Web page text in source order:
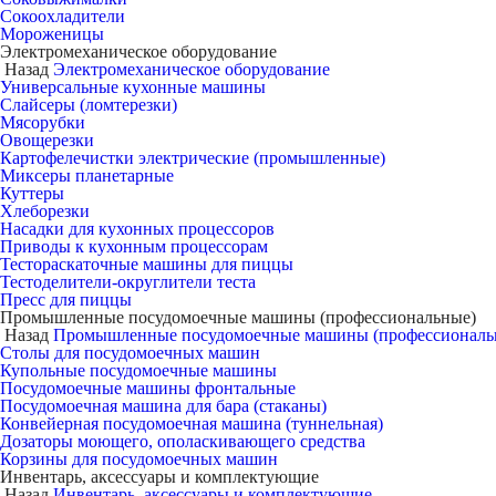
Сокоохладители
Мороженицы
Электромеханическое оборудование
Назад Электромеханическое оборудование
Универсальные кухонные машины
Слайсеры (ломтерезки)
Мясорубки
Овощерезки
Картофелечистки электрические (промышленные)
Миксеры планетарные
Куттеры
Хлеборезки
Насадки для кухонных процессоров
Приводы к кухонным процессорам
Тестораскаточные машины для пиццы
Тестоделители-округлители теста
Пресс для пиццы
Промышленные посудомоечные машины (профессиональные)
Назад Промышленные посудомоечные машины
Столы для посудомоечных машин
Купольные посудомоечные машины
Посудомоечные машины фронтальные
Посудомоечная машина для бара (стаканы)
Конвейерная посудомоечная машина (туннельная)
Дозаторы моющего, ополаскивающего средства
Корзины для посудомоечных машин
Инвентарь, аксессуары и комплектующие